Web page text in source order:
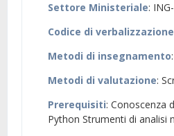
Settore Ministeriale:
Codice di verbalizzazione
Metodi di insegnamento
Metodi di valutazione:
Prerequisiti: Conoscenza
Python Strumenti di analisi